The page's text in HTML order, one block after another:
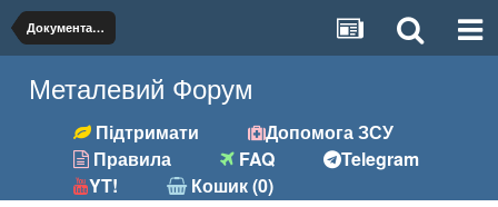
Документація
Металевий Форум
Підтримати
Допомога ЗСУ
Правила
FAQ
Telegram
YT!
Кошик (0)